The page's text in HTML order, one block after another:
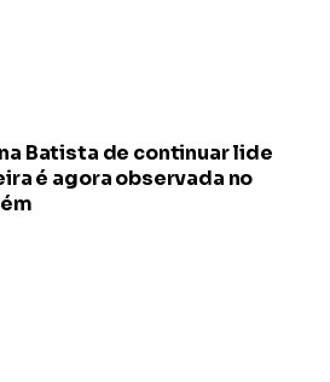
Batista de continuar lide
é agora observada no